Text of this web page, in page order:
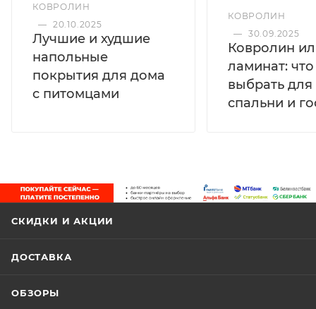
КОВРОЛИН
— 20.10.2025
Лучшие и худшие
напольные
покрытия для дома
с питомцами
КОВРОЛИН
— 30.09.2025
Ковролин
ламинат:
выбрать для
спальни и
СКИДКИ И АКЦИИ
ДОСТАВКА
ОБЗОРЫ